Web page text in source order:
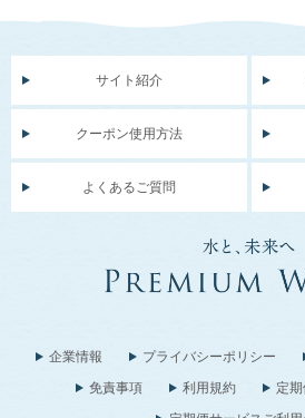
サイト紹介
クーポン使用方法
よくあるご質問
企業情報 プライバシーポリシー
免責事項
利用規約
定